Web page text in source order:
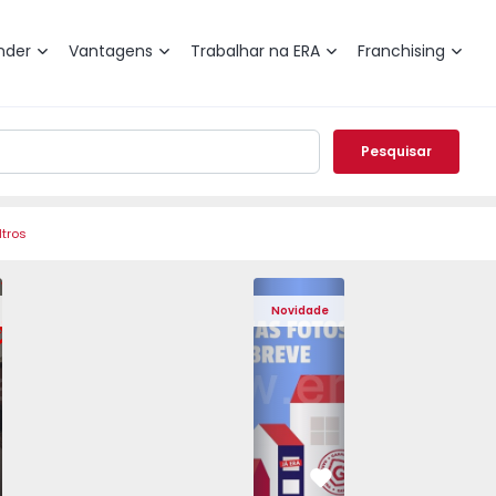
Vantagens Trabalhar na ERA Franchising
Pesquisar
Pedrouços - 1575536 - 7
T3 Maia, Pedrouços - 1575536 - 9
Apartamento T3 Maia, Pedrouços - 1575536 - 8
Apartamento T3 Maia, Pedrouços - 1575536 - 12
Apartamento T3 Maia, Pedrouços -
Apartamento T3 Maia,
Apartamento
Novidade
Apartamento T3 Porto,
Favorito